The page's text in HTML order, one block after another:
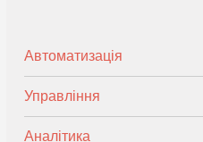
Автоматизація
Управління
Аналітика